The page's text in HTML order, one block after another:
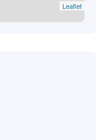
Leaflet